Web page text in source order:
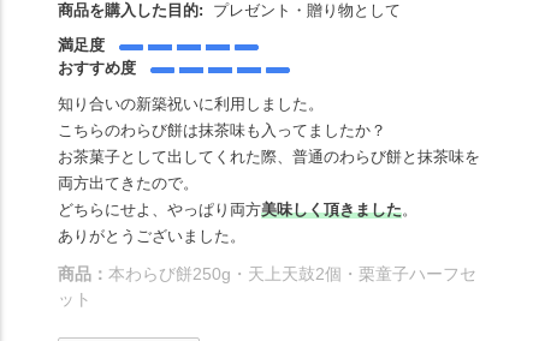
商品を購入した目的:
プレゼント・贈り物として
満足度
おすすめ度
知り合いの新築祝いに利用しました。
こちらのわらび餅は抹茶味も入ってましたか？
お茶菓子として出してくれた際、普通のわらび餅と抹茶味を
両方出てきたので。
どちらにせよ、やっぱり両方美味しく頂きました。
ありがとうございました。
商品： 本わらび餅250g・天上天鼓2個・栗童子ハーフセ
ット